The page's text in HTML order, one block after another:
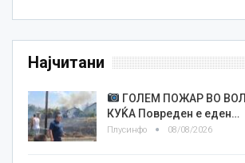
Најчитани
ГОЛЕМ ПОЖАР ВО
КУЌА Повреден е еден…
Плусинфо 08/08/2026